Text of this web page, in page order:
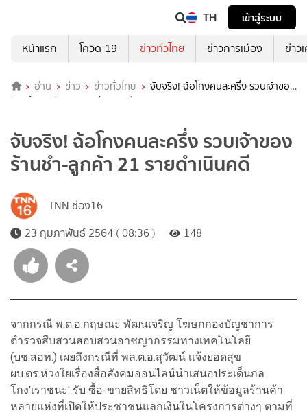
TH
เข้าสู่ระบบ
หน้าแรก
โควิด-19 ข่าวทั่วไทย ข่าวการเมือง ข่าว
อ่าน ข่าว ข่าวทั่วไทย
จับจริง! ฉ้อโกงคนละครึ่ง รวบเจ้าของ
ร้านชำ-ลูกค้า 21 รายดำเนินคดี
จับจริง! ฉ้อโกงคนละครึ่ง รวบเจ้าของ
ร้านชำ-ลูกค้า 21 รายดำเนินคดี
TNN ช่อง16
23 กุมภาพันธ์ 2564 ( 08:36 )
148
จากกรณี พ.ต.อ.กฤษณะ พัฒนเจริญ โฆษกกองบัญชาการ
ตำรวจสืบสวนสอบสวนอาชญากรรมทางเทคโนโลยี
(บช.สอท.) เผยถึงกรณีที่ พล.ต.อ.สุวัฒน์ เเจ้งยอดสุข
ผบ.ตร.ห่วงใยเรื่องสื่อสังคมออนไลน์นำเสนอประเด็นกล
โกง'เราชนะ' รับ ซื้อ-ขายสิทธิโดย ชาวเน็ตให้ข้อมูลร้านค้า
หลายแห่งที่เปิดให้ประชาชนแลกเงินในโครงการต่างๆ ตามที่